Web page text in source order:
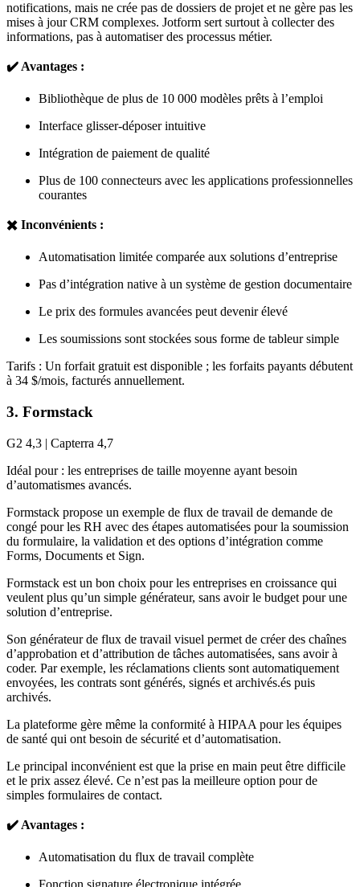
notifications, mais ne crée pas de dossiers de projet et ne gère pas les
mises à jour CRM complexes. Jotform sert surtout à collecter des
informations, pas à automatiser des processus métier.
✔️ Avantages :
Bibliothèque de plus de 10 000 modèles prêts à l’emploi
Interface glisser-déposer intuitive
Intégration de paiement de qualité
Plus de 100 connecteurs avec les applications professionnelles
courantes
✖️ Inconvénients :
Automatisation limitée comparée aux solutions d’entreprise
Pas d’intégration native à un système de gestion documentaire
Le prix des formules avancées peut devenir élevé
Les soumissions sont stockées sous forme de tableur simple
Tarifs : Un forfait gratuit est disponible ; les forfaits payants débutent
à 34 $/mois, facturés annuellement.
3. Formstack
G2 4,3 | Capterra 4,7
Idéal pour : les entreprises de taille moyenne ayant besoin
d’automatismes avancés.
Formstack propose un exemple de flux de travail de demande de
congé pour les RH avec des étapes automatisées pour la soumission
du formulaire, la validation et des options d’intégration comme
Forms, Documents et Sign.
Formstack est un bon choix pour les entreprises en croissance qui
veulent plus qu’un simple générateur, sans avoir le budget pour une
solution d’entreprise.
Son générateur de flux de travail visuel permet de créer des chaînes
d’approbation et d’attribution de tâches automatisées, sans avoir à
coder. Par exemple, les réclamations clients sont automatiquement
envoyées, les contrats sont générés, signés et archivés.és puis
archivés.
La plateforme gère même la conformité à HIPAA pour les équipes
de santé qui ont besoin de sécurité et d’automatisation.
Le principal inconvénient est que la prise en main peut être difficile
et le prix assez élevé. Ce n’est pas la meilleure option pour de
simples formulaires de contact.
✔️ Avantages :
Automatisation du flux de travail complète
Fonction signature électronique intégrée